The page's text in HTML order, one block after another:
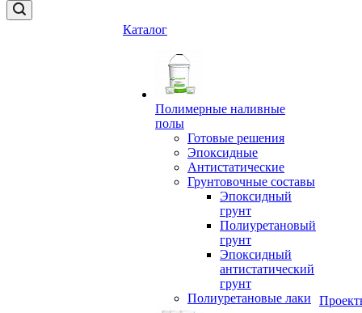
Каталог
Полимерные наливные
полы
Готовые решения
Эпоксидные
Антистатические
Грунтовочные составы
Эпоксидный
грунт
Полиуретановый
грунт
Эпоксидный
антистатический
грунт
Полиуретановые лаки